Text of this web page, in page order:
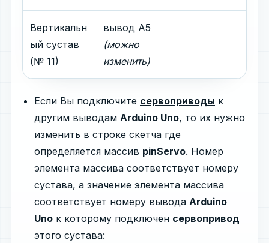
Вертикальн
ый сустав
(№ 11)
вывод A5
(можно
изменить)
Если Вы подключите сервоприводы к
другим выводам Arduino Uno, то их нужно
изменить в строке скетча где
определяется массив pinServo. Номер
элемента массива соответствует номеру
сустава, а значение элемента массива
соответствует номеру вывода Arduino
Uno к которому подключён сервопривод
этого сустава: